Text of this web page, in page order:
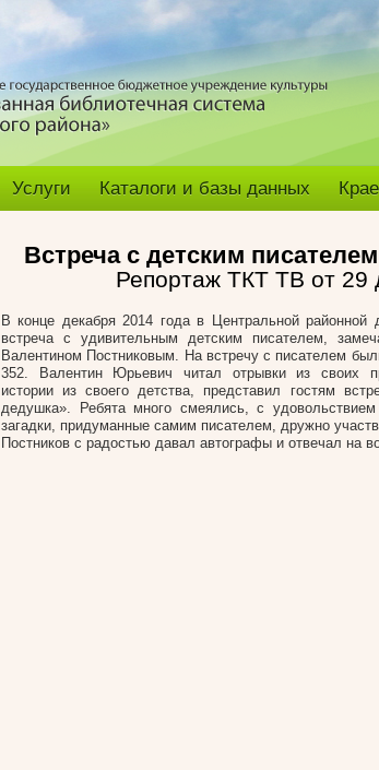
Услуги Каталоги и базы данных
Встреча с детским
Репортаж ТКТ ТВ от 29
В конце декабря 2014 года в Центральной районной
встреча с удивительным детским писателем,
Валентином Постниковым. На встречу с писателем
352. Валентин Юрьевич читал отрывки из своих
истории из своего детства, представил гостям
дедушка». Ребята много смеялись, с
загадки, придуманные самим писателем, дружно
Постников с радостью давал автографы и отвечал на